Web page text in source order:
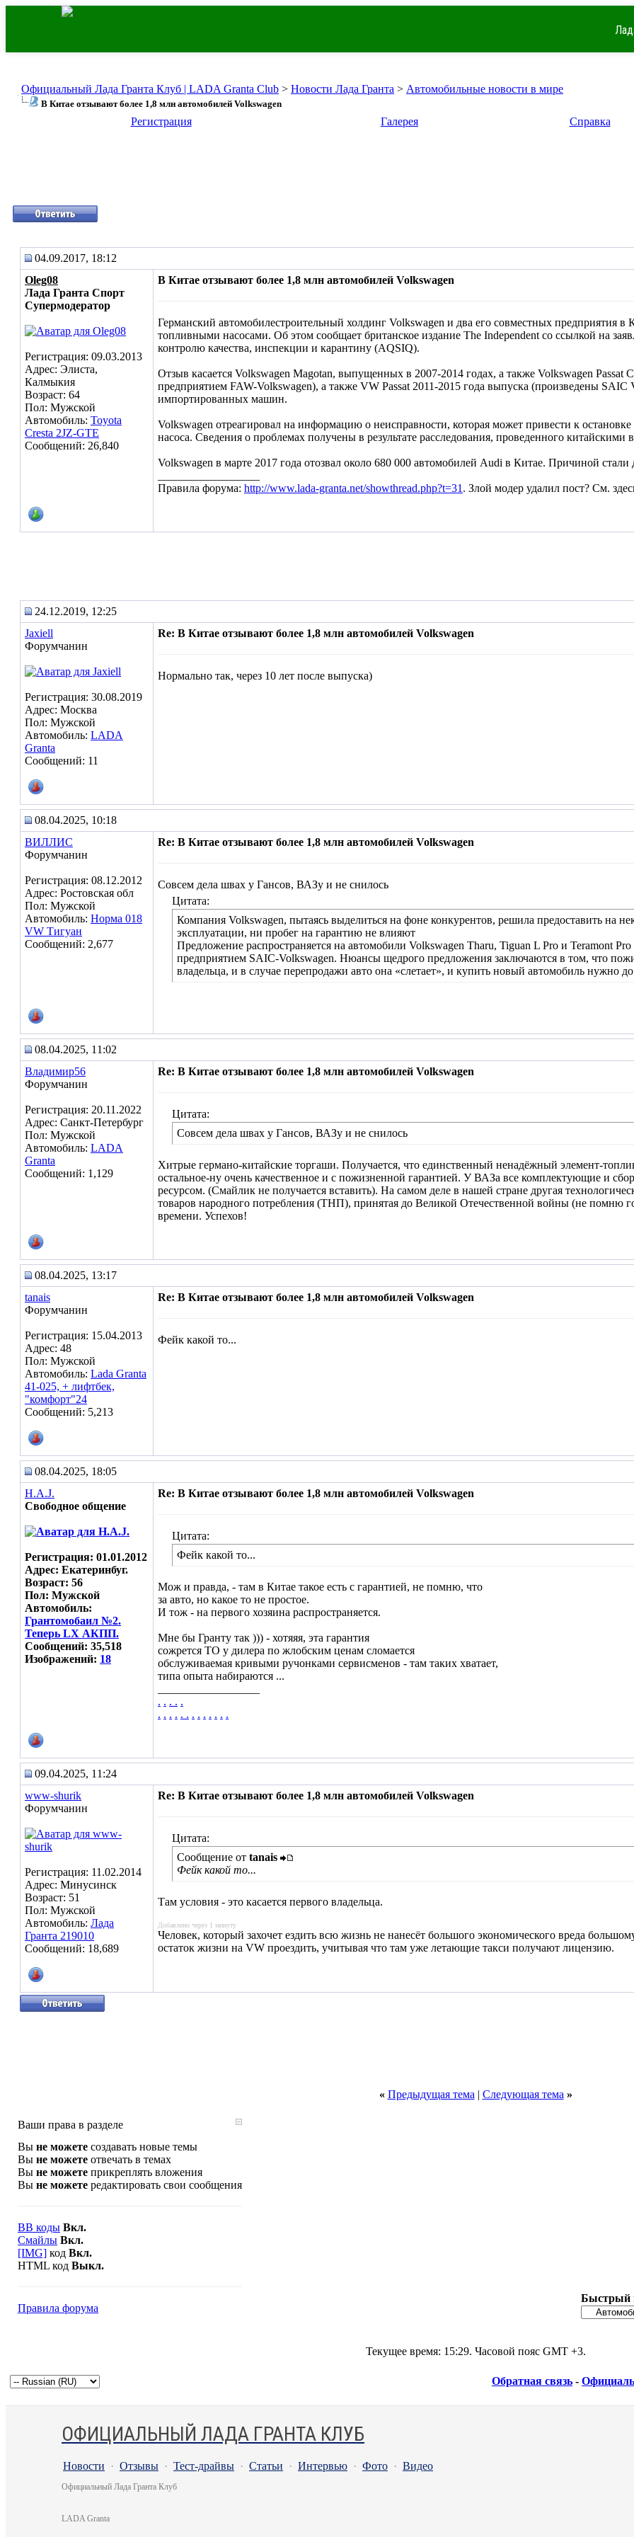
Официальный Лада Гранта Клуб | LADA Granta Club > Новости Лада Гранта > Автомобильные новости в мире
В Китае отзывают более 1,8 млн автомобилей Volkswagen
Регистрация Галерея Справка
04.09.2017, 18:12
Oleg08
Лада Гранта Спорт
Супермодератор
Регистрация: 09.03.2013
Адрес: Элиста,
Калмыкия
Возраст: 64
Пол: Мужской
Автомобиль: Toyota
Cresta 2JZ-GTE
Сообщений: 26,840
В Китае отзывают более 1,8 млн автомобилей Volkswagen
Германский автомобилестроительный холдинг Volkswagen и два его совместных предприятия
топливными насосами. Об этом сообщает британское издание The Independent со ссылкой на
контролю качества, инспекции и карантину (AQSIQ).
Отзыв касается Volkswagen Magotan, выпущенных в 2007-2014 годах, а также Volkswagen
предприятием FAW-Volkswagen), а также VW Passat 2011-2015 года выпуска (произведены
импортированных машин.
Volkswagen отреагировал на информацию о неисправности, которая может привести к остановке
насоса. Сведения о проблемах получены в результате расследования, проведенного китайскими
Volkswagen в марте 2017 года отозвал около 680 000 автомобилей Audi в Китае. Причиной
Правила форума: http://www.lada-granta.net/showthread.php?t=31 . Злой модер удалил пост? См.
24.12.2019, 12:25
Jaxiell
Форумчанин
Регистрация: 30.08.2019
Адрес: Москва
Пол: Мужской
Автомобиль: LADA
Granta
Сообщений: 11
Re: В Китае отзывают более 1,8 млн автомобилей Volkswagen
Нормально так, через 10 лет после выпуска)
08.04.2025, 10:18
ВИЛЛИС
Форумчанин
Регистрация: 08.12.2012
Адрес: Ростовская обл
Пол: Мужской
Автомобиль: Норма 018
VW Тигуан
Сообщений: 2,677
Re: В Китае отзывают более 1,8 млн автомобилей Volkswagen
Совсем дела швах у Гансов, ВАЗу и не снилось
Цитата:
Компания Volkswagen, пытаясь выделиться на фоне конкурентов, решила предоставить на
эксплуатации, ни пробег на гарантию не влияют
Предложение распространяется на автомобили Volkswagen Tharu, Tiguan L Pro и Teramont
предприятием SAIC-Volkswagen. Нюансы щедрого предложения заключаются в том, что
владельца, и в случае перепродажи авто она «слетает», и купить новый автомобиль нужно
08.04.2025, 11:02
Владимир56
Форумчанин
Регистрация: 20.11.2022
Адрес: Санкт-Петербург
Пол: Мужской
Автомобиль: LADA
Granta
Сообщений: 1,129
Re: В Китае отзывают более 1,8 млн автомобилей Volkswagen
Цитата:
Совсем дела швах у Гансов, ВАЗу и не снилось
Хитрые германо-китайские торгаши. Получается, что единственный ненадёжный элемент-
остальное-ну очень качественное и с пожизненной гарантией. У ВАЗа все комплектующие и
ресурсом. (Смайлик не получается вставить). На самом деле в нашей стране другая
товаров народного потребления (ТНП), принятая до Великой Отечественной войны (не помню
времени. Успехов!
08.04.2025, 13:17
tanais
Форумчанин
Регистрация: 15.04.2013
Адрес: 48
Пол: Мужской
Автомобиль: Lada Granta
41-025, + лифтбек,
"комфорт"24
Сообщений: 5,213
Re: В Китае отзывают более 1,8 млн автомобилей Volkswagen
Фейк какой то...
08.04.2025, 18:05
H.A.J.
Свободное общение
Регистрация: 01.01.2012
Адрес: Екатеринбуг.
Возраст: 56
Пол: Мужской
Автомобиль:
Грантомобаил №2.
Теперь LX АКПП.
Сообщений: 35,518
Изображений: 18
Re: В Китае отзывают более 1,8 млн автомобилей Volkswagen
Цитата:
Фейк какой то...
Мож и правда, - там в Китае такое есть с гарантией, не помню, что
за авто, но какое то не простое.
И тож - на первого хозяина распространяется.
Мне бы Гранту так ))) - хотяяя, эта гарантия
сожрется ТО у дилера по жлобским ценам сломается
обслуживаемая кривыми ручонками сервисменов - там таких хватает,
типа опыта набираются ...
. . . . .
. . . . . . . . . . . . .
09.04.2025, 11:24
www-shurik
Форумчанин
Регистрация: 11.02.2014
Адрес: Минусинск
Возраст: 51
Пол: Мужской
Автомобиль: Лада
Гранта 219010
Сообщений: 18,689
Re: В Китае отзывают более 1,8 млн автомобилей Volkswagen
Цитата:
Сообщение от tanais
Фейк какой то...
Там условия - это касается первого владельца.
Добавлено через 1 минуту
Человек, который захочет ездить всю жизнь не нанесёт большого экономического вреда
остаток жизни на VW проездить, учитывая что там уже летающие такси получают лицензию.
« Предыдущая тема | Следующая тема »
Ваши права в разделе
Вы не можете создавать новые темы
Вы не можете отвечать в темах
Вы не можете прикреплять вложения
Вы не можете редактировать свои сообщения
BB коды Вкл.
Смайлы Вкл.
[IMG] код Вкл.
HTML код Выкл.
Правила форума
Быстрый
Текущее время: 15:29. Часовой пояс GMT +3.
Обратная связь -
ОФИЦИАЛЬНЫЙ ЛАДА ГРАНТА КЛУБ
Новости · Отзывы · Тест-драйвы · Статьи · Интервью · Фото · Видео
Официальный Лада Гранта Клуб
LADA Granta